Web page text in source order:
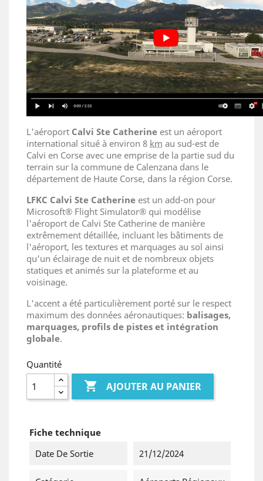
L'aéroport Calvi Ste Catherine est un aéroport
international situé à environ 8 km au sud-est de
Calvi en Corse avec une emprise de la partie sud du
terrain sur la commune de Calenzana dans le
département de Haute Corse, dans la région Corse.
LFKC Calvi Ste Catherine est un add-on pour
Microsoft® Flight Simulator® qui modélise
l'aéroport de Calvi Ste Catherine de manière
extrêmement détaillée, incluant les bâtiments de
l'aéroport, les textures et marquages au sol ainsi
qu'un éclairage de nuit et de nombreux objets
statiques et animés sur la plateforme et au
voisinage.
L'accent a été particulièrement porté sur le respect
maximum des données aéronautiques: balisages,
marquages, profils de pistes et intégration
globale.
Quantité
 AJOUTER AU PANIER
Fiche technique
Date De Sortie
21/12/2024